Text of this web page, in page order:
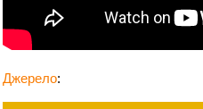
Джерело: